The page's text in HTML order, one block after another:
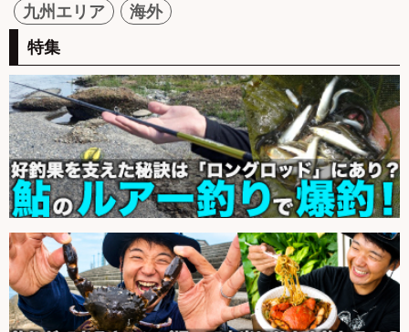
九州エリア
海外
特集